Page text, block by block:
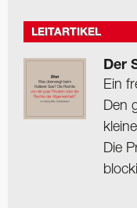
LEITARTIKEL
Der
Ein
Den
Die